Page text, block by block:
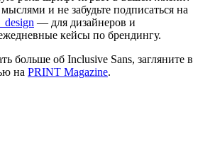
и не забудьте подписаться на
— для дизайнеров и
кейсы по брендингу.
больше об Inclusive Sans, загляните в
на PRINT Magazine.